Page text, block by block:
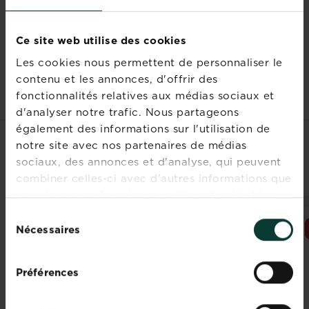
Ce site web utilise des cookies
Les cookies nous permettent de personnaliser le
contenu et les annonces, d'offrir des
fonctionnalités relatives aux médias sociaux et
d'analyser notre trafic. Nous partageons
également des informations sur l'utilisation de
notre site avec nos partenaires de médias
sociaux, des annonces et d'analyse, qui peuvent
combiner celles-ci avec d'autres informations que
vous leur avez fournies ou qu'ils ont collectées
duNécessaires
Préférences
plantes « de terre », c’est-à-dire qui poussent de
manière souterraine. Il est donc conseillé de les
semer dans les
phases descendantes
lunaire.
PRODUITS ASSOCIÉS
NOUVEAU